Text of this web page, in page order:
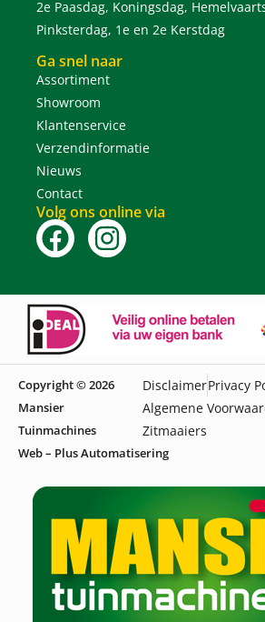
2e Paasdag, Koningsdag,
Pinksterdag, 1e en 2e Kerstdag
Ga snel naar
Assortiment
Showroom
Klantenservice
Verzendinformatie
Nieuws
Contact
Volg ons online via
Copyright © 2026
Mansier
Tuinmachines
DisclaimerPrivacy
Algemene
Zitmaaiers
Web – Plus Automatisering